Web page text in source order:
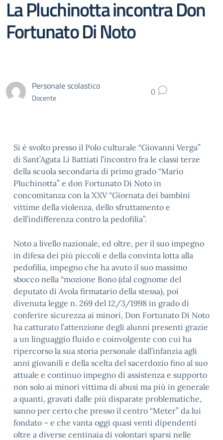
La Pluchinotta incontra Don
Fortunato Di Noto
Personale scolastico
Docente 0
Si è svolto presso il Polo culturale “Giovanni Verga”
di Sant’Agata Li Battiati l’incontro fra le classi terze
della scuola secondaria di primo grado “Mario
Pluchinotta” e don Fortunato Di Noto in
concomitanza con la XXV “Giornata dei bambini
vittime della violenza, dello sfruttamento e
dell’indifferenza contro la pedofilia”.
Noto a livello nazionale, ed oltre, per il suo impegno
in difesa dei più piccoli e della convinta lotta alla
pedofilia, impegno che ha avuto il suo massimo
sbocco nella “mozione Bono (dal cognome del
deputato di Avola firmatario della stessa), poi
divenuta legge n. 269 del 12/3/1998 in grado di
conferire sicurezza ai minori, Don Fortunato Di Noto
ha catturato l’attenzione degli alunni presenti grazie
a un linguaggio fluido e coinvolgente con cui ha
ripercorso la sua storia personale dall’infanzia agli
anni giovanili e della scelta del sacerdozio fino al suo
attuale e continuo impegno di assistenza e supporto
non solo ai minori vittima di abusi ma più in generale
a quanti, gravati dalle più disparate problematiche,
sanno per certo che presso il centro “Meter” da lui
fondato – e che vanta oggi quasi venti dipendenti
oltre a diverse centinaia di volontari sparsi nelle